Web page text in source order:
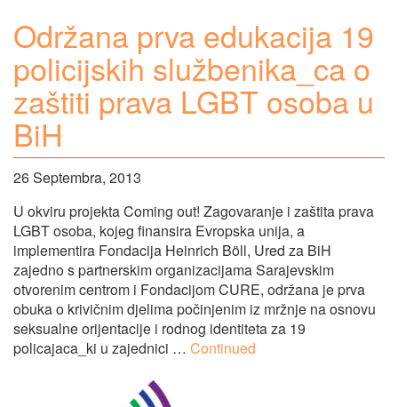
Održana prva edukacija 19
policijskih službenika_ca o
zaštiti prava LGBT osoba u
BiH
26 Septembra, 2013
U okviru projekta Coming out! Zagovaranje i zaštita prava
LGBT osoba, kojeg finansira Evropska unija, a
implementira Fondacija Heinrich Böll, Ured za BiH
zajedno s partnerskim organizacijama Sarajevskim
otvorenim centrom i Fondacijom CURE, održana je prva
obuka o krivičnim djelima počinjenim iz mržnje na osnovu
seksualne orijentacije i rodnog identiteta za 19
policajaca_ki u zajednici … Continued